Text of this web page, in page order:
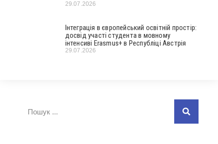
29.07.2026
Інтеграція в європейський освітній простір:
досвід участі студента в мовному
інтенсиві Erasmus+ в Республіці Австрія
29.07.2026